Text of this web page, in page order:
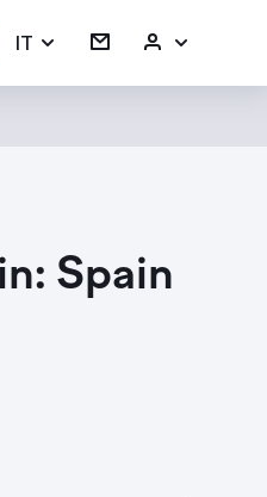
IT
Spain